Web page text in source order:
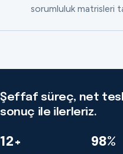
sorumluluk matrisleri
Şeffaf süreç, net
sonuç ile ilerleriz.
12+ 98%